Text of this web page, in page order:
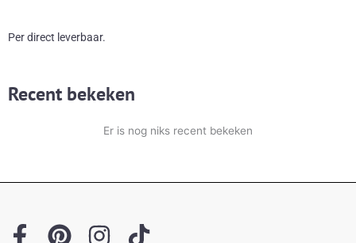
Per direct leverbaar.
Recent bekeken
Er is nog niks recent bekeken
F
P
I
T